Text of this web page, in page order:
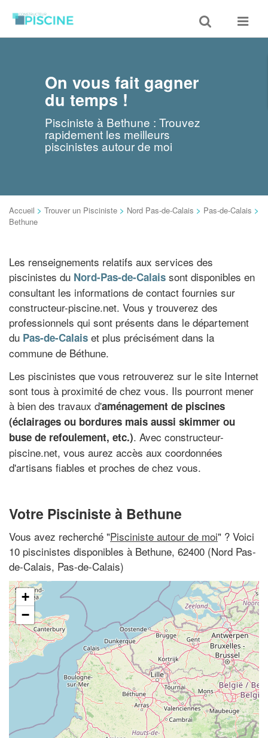
Toggle
search
Toggle
On vous fait gagner
du temps !
Pisciniste à Bethune : Trouvez
rapidement les meilleurs
piscinistes autour de moi
Accueil > Trouver un Pisciniste > Nord Pas-de-Calais > Pas-de-Calais >
Bethune
Les renseignements relatifs aux services des
piscinistes du Nord-Pas-de-Calais sont disponibles en
consultant les informations de contact fournies sur
constructeur-piscine.net. Vous y trouverez des
professionnels qui sont présents dans le département
du Pas-de-Calais et plus précisément dans la
commune de Béthune.
Les piscinistes que vous retrouverez sur le site Internet
sont tous à proximité de chez vous. Ils pourront mener
à bien des travaux d'aménagement de piscines
(éclairages ou bordures mais aussi skimmer ou
buse de refoulement, etc.). Avec constructeur-
piscine.net, vous aurez accès aux coordonnées
d'artisans fiables et proches de chez vous.
Votre Pisciniste à Bethune
Vous avez recherché "Pisciniste autour de moi" ? Voici
10 piscinistes disponibles à Bethune, 62400 (Nord Pas-
de-Calais, Pas-de-Calais)
+
−